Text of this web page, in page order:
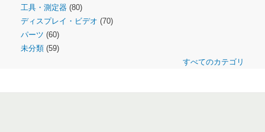
工具・測定器 (80)
ディスプレイ・ビデオ (70)
パーツ (60)
未分類 (59)
すべてのカテゴリ